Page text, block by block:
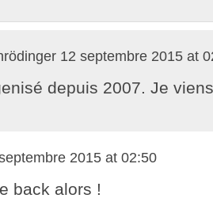
12 septembre 2015 at
depuis 2007. Je
2015 at 02:50
back alors !